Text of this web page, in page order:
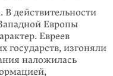
В действительности
Европы
Евреев
государств, изгоняли
наложилась